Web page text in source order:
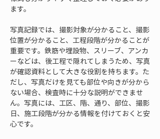
ます。
写真記録では、撮影対象が分かること、撮影
位置が分かること、工程段階が分かることが
重要です。鉄筋や埋設物、スリーブ、アンカ
ーなどは、後工程で隠れてしまうため、写真
が確認資料として大きな役割を持ちます。た
だし、写真だけを見ても部位や向きが分から
ない場合、検査時に十分な説明ができませ
ん。写真には、工区、階、通り、部位、撮影
日、施工段階が分かる情報を付けておくと安
心です。